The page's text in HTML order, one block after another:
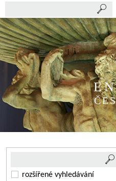
rozšířené vyhledávání